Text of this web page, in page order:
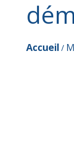
Accueil /